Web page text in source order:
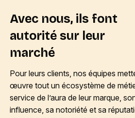
Avec nous, ils font
autorité sur leur
marché
Pour leurs clients, nos équipes
œuvre tout un écosystème de
service de l’aura de leur marque,
influence, sa notoriété et sa